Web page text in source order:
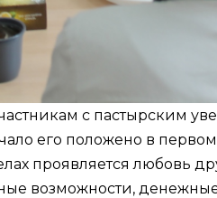
с пастырским
его положено в
проявляется любовь
возможности,